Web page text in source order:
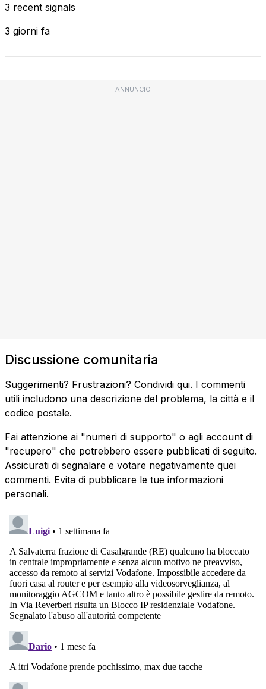
3 recent signals
3 giorni fa
ANNUNCIO
Discussione comunitaria
Suggerimenti? Frustrazioni? Condividi qui. I commenti
utili includono una descrizione del problema, la città e il
codice postale.
Fai attenzione ai "numeri di supporto" o agli account di
"recupero" che potrebbero essere pubblicati di seguito.
Assicurati di segnalare e votare negativamente quei
commenti. Evita di pubblicare le tue informazioni
personali.